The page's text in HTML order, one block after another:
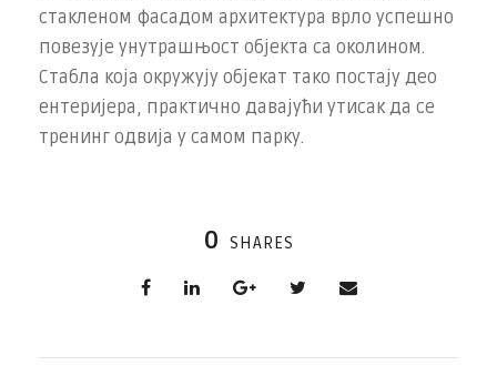
стакленом фасадом архитектура врло успешно
повезује унутрашњост објекта са околином.
Стабла која окружују објекат тако постају део
ентеријера, практично давајући утисак да се
тренинг одвија у самом парку.
0 SHARES